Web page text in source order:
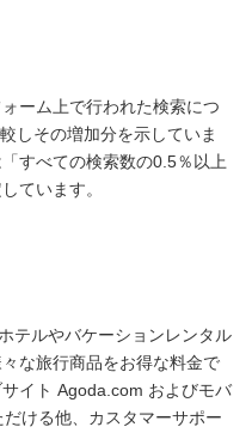
ーム上で行われた検索につ
しその増加分を示していま
すべての検索数の0.5％以上
ています。
テルやバケーションレンタル
な旅行商品をお得な料金で
イト Agoda.com およびモバ
ける他、カスタマーサポー